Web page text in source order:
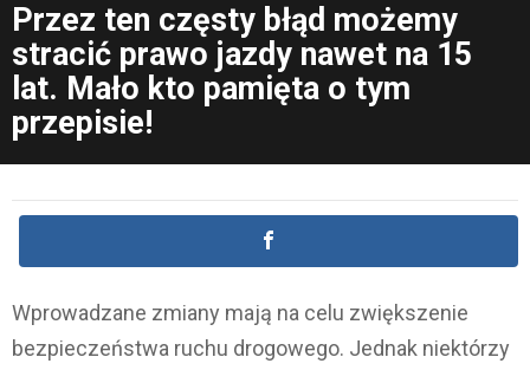
Przez ten częsty błąd możemy
stracić prawo jazdy nawet na 15
lat. Mało kto pamięta o tym
przepisie!
Wprowadzane zmiany mają na celu zwiększenie
bezpieczeństwa ruchu drogowego. Jednak niektórzy